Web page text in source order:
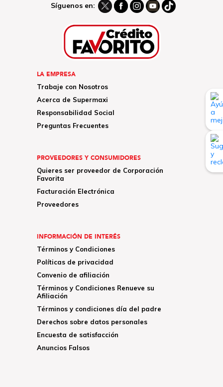
Síguenos en:
LA EMPRESA
Trabaje con Nosotros
Acerca de Supermaxi
Responsabilidad Social
Preguntas Frecuentes
PROVEEDORES Y CONSUMIDORES
Quieres ser proveedor de Corporación
Favorita
Facturación Electrónica
Proveedores
INFORMACIÓN DE INTERÉS
Términos y Condiciones
Políticas de privacidad
Convenio de afiliación
Términos y Condiciones Renueve su
Afiliación
Términos y condiciones día del padre
Derechos sobre datos personales
Encuesta de satisfacción
Anuncios Falsos